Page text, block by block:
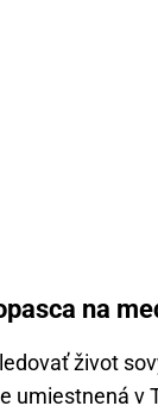
na
život
umiestnená v